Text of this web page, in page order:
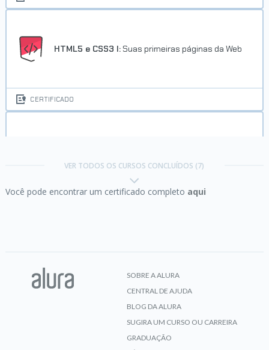
HTML5 e CSS3 I: Suas primeiras páginas da Web
CERTIFICADO
VER TODOS OS CURSOS CONCLUÍDOS (7)
Você pode encontrar um certificado completo aqui
SOBRE A ALURA
CENTRAL DE AJUDA
BLOG DA ALURA
SUGIRA UM CURSO OU CARREIRA
GRADUAÇÃO